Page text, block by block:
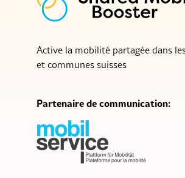
Active la mobilité partagée dans
et communes suisses
Partenaire de communication: